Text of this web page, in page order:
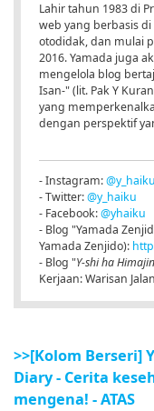
Lahir tahun 1983 di
web yang berbasis di
otodidak, dan mulai
2016. Yamada juga
mengelola blog
Isan-" (lit. Pak Y
yang
dengan perspektif
- Instagram:@y_haiku
- Twitter:@y_haiku
- Facebook:@yhaiku
- Blog "Yamada
Yamada Zenjido):
- Blog "Y-shi ha
Kerjaan: Warisan
>>[Kolom Berseri]
Diary - Cerita
mengena! - ATAS